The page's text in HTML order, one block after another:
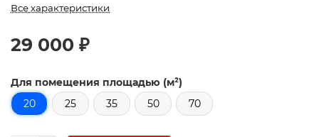
Все характеристики
29 000 ₽
Для помещения площадью (м²)
20
25 35 50 70